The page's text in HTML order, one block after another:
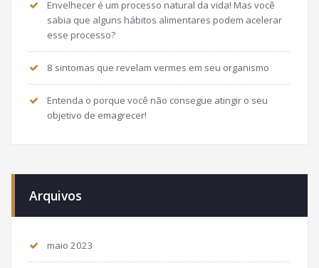
Envelhecer é um processo natural da vida! Mas você
sabia que alguns hábitos alimentares podem acelerar
esse processo?
8 sintomas que revelam vermes em seu organismo
Entenda o porque você não consegue atingir o seu
objetivo de emagrecer!
Arquivos
maio 2023